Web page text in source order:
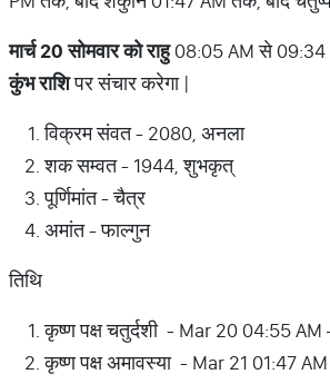
मार्च 20 सोमवार को राहु08:05 AM से
कुंभ राशिपर संचार करेगा |
विक्रम संवत - 2080, अनला
शक सम्वत - 1944, शुभकृत्
पूर्णिमांत - चैत्र
अमांत - फाल्गुन
तिथि
कृष्ण पक्ष चतुर्दशी - Mar 20 04:55 AM
कृष्ण पक्ष अमावस्या - Mar 21 01:47